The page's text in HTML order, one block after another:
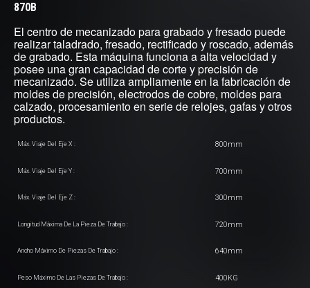
870B
El centro de mecanizado para grabado y fresado puede
realizar taladrado, fresado, rectificado y roscado, además
de grabado. Esta máquina funciona a alta velocidad y
posee una gran capacidad de corte y precisión de
mecanizado. Se utiliza ampliamente en la fabricación de
moldes de precisión, electrodos de cobre, moldes para
calzado, procesamiento en serie de relojes, gafas y otros
productos.
Máx. Viaje Del Eje X : 800mm
Máx. Viaje Del Eje Y : 700mm
Máx. Viaje Del Eje Z : 300mm
Longitud Máxima De La Pieza De Trabajo : 720mm
Ancho Máximo De Piezas De Trabajo : 640mm
Peso Máximo De Las Piezas De Trabajo : 400KG